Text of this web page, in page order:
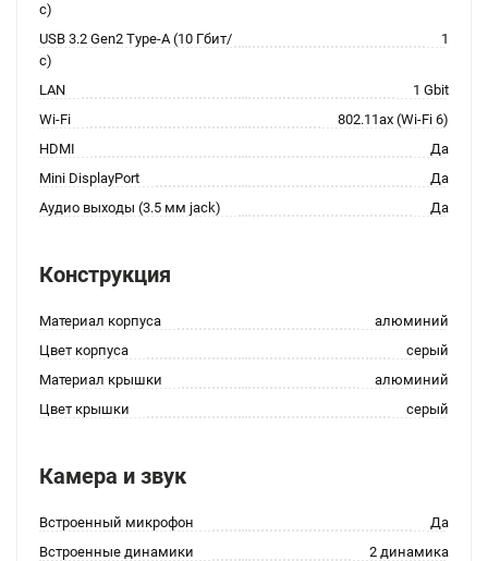
с)
USB 3.2 Gen2 Type-A (10 Гбит/
с)
1
LAN
1 Gbit
Wi-Fi
802.11ax (Wi-Fi 6)
HDMI
Да
Mini DisplayPort
Да
Аудио выходы (3.5 мм jack)
Да
Конструкция
Материал корпуса
алюминий
Цвет корпуса
серый
Материал крышки
алюминий
Цвет крышки
серый
Камера и звук
Встроенный микрофон
Да
Встроенные динамики
2 динамика